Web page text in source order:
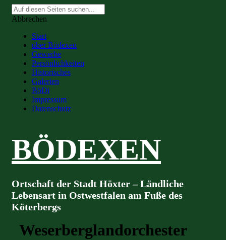
Suche
nach:
Abbrechen
Start
über Bödexen
Gewerbe
Persönlichkeiten
Historisches
Galerien
BöDi
Impressum
Datenschutz
BÖDEXEN
Ortschaft der Stadt Höxter – Ländliche
Lebensart in Ostwestfalen am Fuße des
Köterbergs
Weserberglandorchester